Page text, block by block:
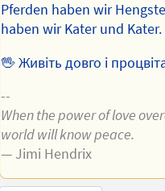
Pferden haben wir
haben wir Kater und Kater.
🖖 Живіть довго і
--
When the power of love
world will know peace.
— Jimi Hendrix